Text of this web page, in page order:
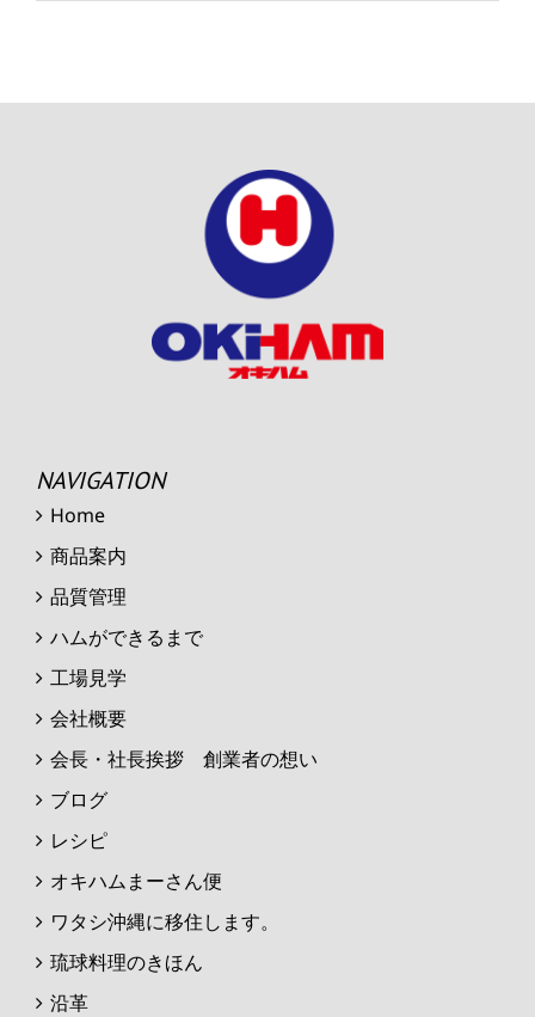
NAVIGATION
Home
商品案内
品質管理
ハムができるまで
工場見学
会社概要
会長・社長挨拶 創業者の想い
ブログ
レシピ
オキハムまーさん便
ワタシ沖縄に移住します。
琉球料理のきほん
沿革